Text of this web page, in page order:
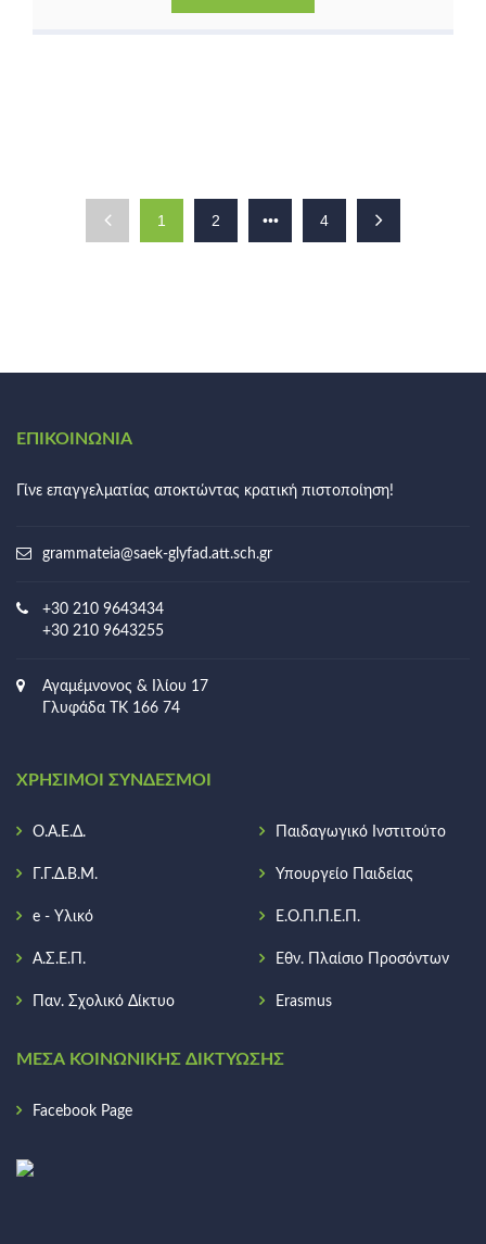
1 2 ••• 4
ΕΠΙΚΟΙΝΩΝΊΑ
Γίνε επαγγελματίας αποκτώντας κρατική πιστοποίηση!
grammateia@saek-glyfad.att.sch.gr
+30 210 9643434
+30 210 9643255
Αγαμέμνονος & Ιλίου 17
Γλυφάδα ΤΚ 166 74
ΧΡΉΣΙΜΟΙ ΣΎΝΔΕΣΜΟΙ
Ο.Α.Ε.Δ. Παιδαγωγικό Ινστιτούτο
Γ.Γ.Δ.Β.Μ. Υπουργείο Παιδείας
e - Υλικό Ε.Ο.Π.Π.Ε.Π.
Α.Σ.Ε.Π. Εθν. Πλαίσιο Προσόντων
Παν. Σχολικό Δίκτυο Erasmus
ΜΈΣΑ ΚΟΙΝΩΝΙΚΉΣ ΔΙΚΤΎΩΣΗΣ
Facebook Page